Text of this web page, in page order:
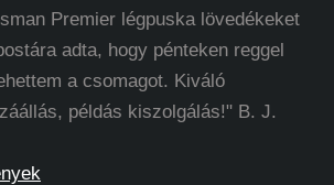
Premier légpuska lövedékeket
adta, hogy pénteken reggel
a csomagot. Kiváló
példás kiszolgálás!" B. J.